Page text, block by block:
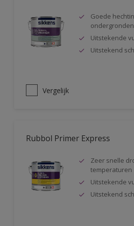
Goede
ondergronden
Uitstekende
Uitstekend
Vergelijk
Rubbol Primer Express
Zeer snelle
temperaturen
Uitstekende
Uitstekend